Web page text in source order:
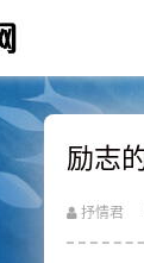
励志
抒情君